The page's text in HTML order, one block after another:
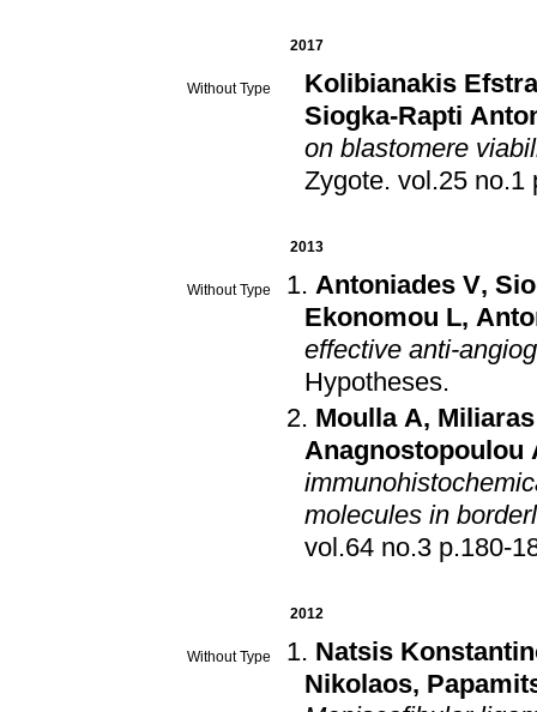
2017
Without Type
Kolibianakis
Siogka-Rapti
on blastomere
Zygote.
2013
Without Type Antoniades V,
Ekonomou L,
effective anti-
Hypotheses.
Moulla A,
Anagnostopoulou
molecules in
vol.64 no.3
2012
Without Type
Natsis
Nikolaos,